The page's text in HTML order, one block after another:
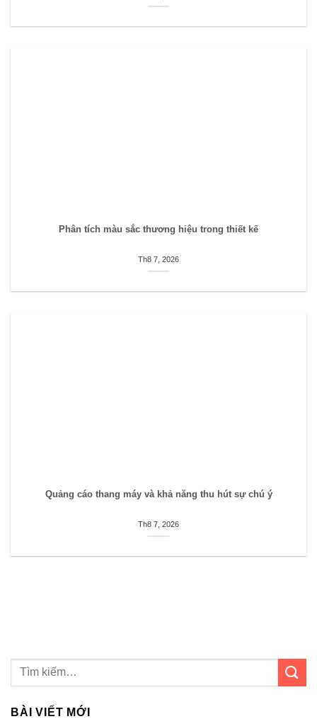
Phân tích màu sắc thương hiệu trong thiết kế
Th8 7, 2026
Quảng cáo thang máy và khả năng thu hút sự chú ý
Th8 7, 2026
BÀI VIẾT MỚI